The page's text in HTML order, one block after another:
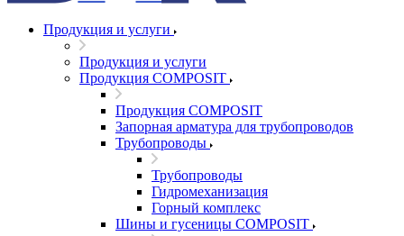
Продукция и услуги
Продукция и услуги
Продукция COMPOSIT
Продукция COMPOSIT
Запорная арматура для трубопроводов
Трубопроводы
Трубопроводы
Гидромеханизация
Горный комплекс
Шины и гусеницы COMPOSIT